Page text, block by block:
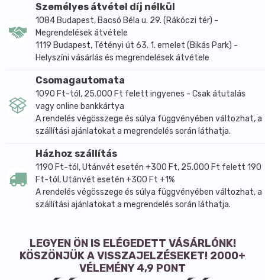
idő: 2-3 perc) *Összetevők: Ellenőrzött ökológiai
gazdálkodásból. Natúr Ceylon Tea és és más
teakeverékek, különböző eredetű összetevőkkel
ízesítve.
Személyes átvétel díj nélkül
1084 Budapest, Bacsó Béla u. 29. (Rákóczi tér) -
Megrendelések átvétele
1119 Budapest, Tétényi út 63. 1. emelet (Bikás Park) -
Helyszíni vásárlás és megrendelések átvétele
Csomagautomata
1090 Ft-tól, 25.000 Ft felett ingyenes - Csak átutalás
vagy online bankkártya
A rendelés végösszege és súlya függvényében változhat, a
szállítási ajánlatokat a megrendelés során láthatja.
Házhoz szállítás
1190 Ft-tól, Utánvét esetén +300 Ft, 25.000 Ft felett 190
Ft-tól, Utánvét esetén +300 Ft +1%
A rendelés végösszege és súlya függvényében változhat, a
szállítási ajánlatokat a megrendelés során láthatja.
LEGYEN ÖN IS ELÉGEDETT VÁSÁRLÓNK!
KÖSZÖNJÜK A VISSZAJELZÉSEKET! 2000+
VÉLEMÉNY 4,9 PONT